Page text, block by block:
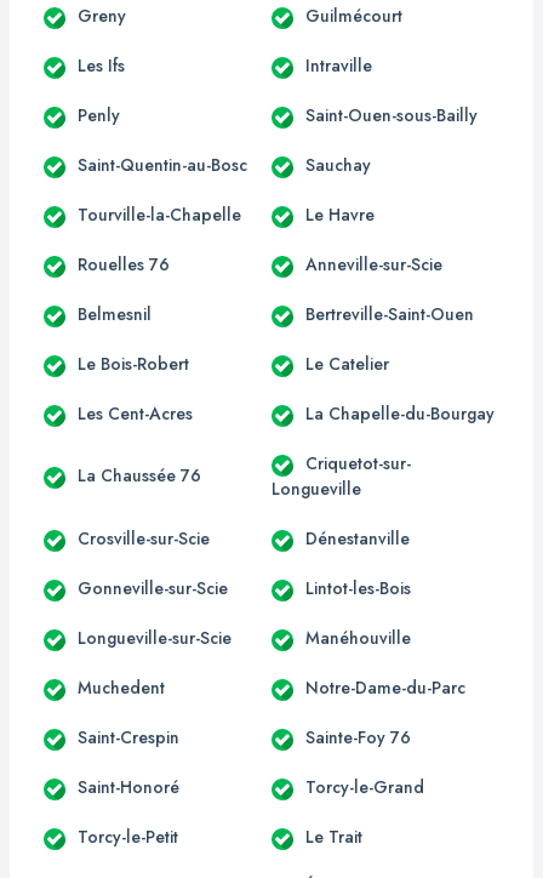
Greny Guilmécourt
Les Ifs Intraville
Penly Saint-Ouen-sous-Bailly
Saint-Quentin-au-Bosc Sauchay
Tourville-la-Chapelle Le Havre
Rouelles 76 Anneville-sur-Scie
Belmesnil Bertreville-Saint-Ouen
Le Bois-Robert Le Catelier
Les Cent-Acres La Chapelle-du-Bourgay
La Chaussée 76
Criquetot-sur-
Longueville
Crosville-sur-Scie Dénestanville
Gonneville-sur-Scie Lintot-les-Bois
Longueville-sur-Scie Manéhouville
Muchedent Notre-Dame-du-Parc
Saint-Crespin Sainte-Foy 76
Saint-Honoré Torcy-le-Grand
Torcy-le-Petit Le Trait